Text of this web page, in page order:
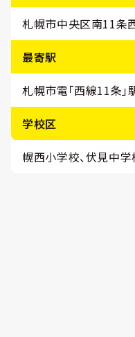
札幌市中央区南11条
最寄駅
札幌市電「西線11条」
学校区
幌西小学校、伏見中学